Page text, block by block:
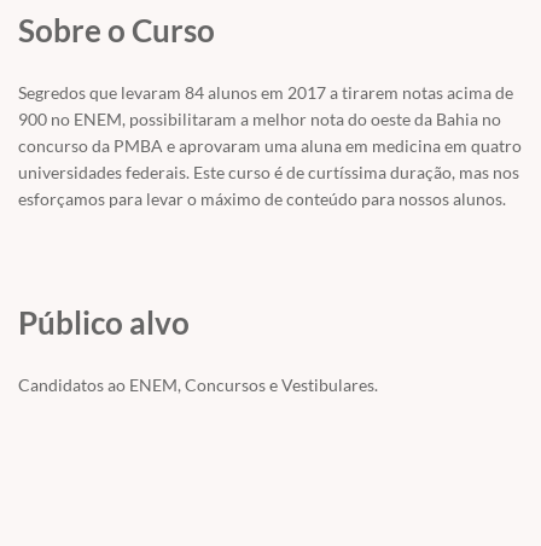
Sobre o Curso
Segredos que levaram 84 alunos em 2017 a tirarem notas acima de
900 no ENEM, possibilitaram a melhor nota do oeste da Bahia no
concurso da PMBA e aprovaram uma aluna em medicina em quatro
universidades federais. Este curso é de curtíssima duração, mas nos
esforçamos para levar o máximo de conteúdo para nossos alunos.
Público alvo
Candidatos ao ENEM, Concursos e Vestibulares.